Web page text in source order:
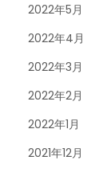
2022年5月
2022年4月
2022年3月
2022年2月
2022年1月
2021年12月